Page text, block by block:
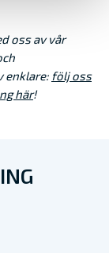
oss av vår
enklare: följ oss
här!